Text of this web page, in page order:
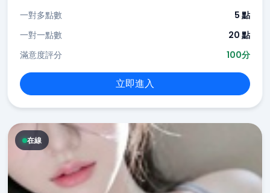
一對多點數
5 點
一對一點數
20 點
滿意度評分
100分
立即進入
在線